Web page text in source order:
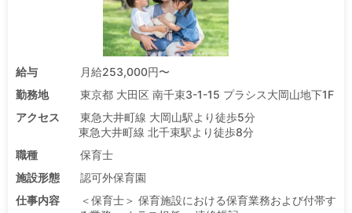
給与
月給253,000円〜
勤務地
東京都 大田区 南千束3-1-15 プラシス大岡山地下1F
アクセス
東急大井町線 大岡山駅より徒歩5分
東急大井町線 北千束駅より徒歩8分
職種
保育士
施設形態
認可外保育園
仕事内容
＜保育士＞ 保育施設における保育業務および付帯す